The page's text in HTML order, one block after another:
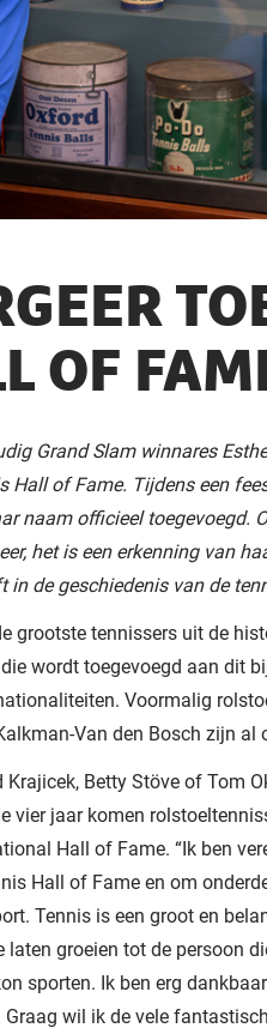
OF
Grand Slam winnares
Hall of Fame. Tijdens een
naam officieel toegevoegd.
het is een erkenning van
in de geschiedenis van de
grootste tennissers uit de
wordt toegevoegd aan dit
Voormalig
Van den Bosch zijn al
Betty Stöve of Tom
vier jaar komen
Hall of Fame. “Ik ben
Hall of Fame en om
Tennis is een groot en
groeien tot de persoon
sporten. Ik ben erg
wil ik de vele